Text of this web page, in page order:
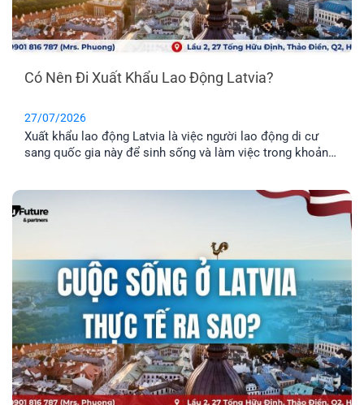
Có Nên Đi Xuất Khẩu Lao Động Latvia?
27/07/2026
Xuất khẩu lao động Latvia là việc người lao động di cư
sang quốc gia này để sinh sống và làm việc trong khoản
nhu cầu định cư. Vậy đâu mới là phương án định cư cho
cả gia đình tốt nhất? Cùng EFP tìm hiểu qua bài viết dưới